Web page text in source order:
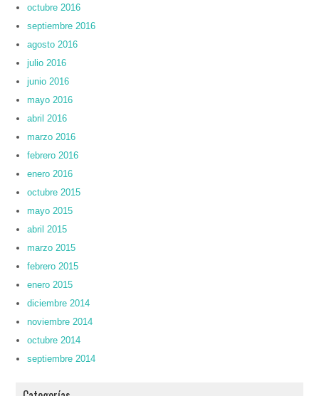
octubre 2016
septiembre 2016
agosto 2016
julio 2016
junio 2016
mayo 2016
abril 2016
marzo 2016
febrero 2016
enero 2016
octubre 2015
mayo 2015
abril 2015
marzo 2015
febrero 2015
enero 2015
diciembre 2014
noviembre 2014
octubre 2014
septiembre 2014